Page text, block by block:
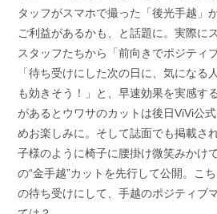
タッフがスマホで撮った「後光手越」
ご利益があるかも、と話題に。実際に
スタッフたちから「前向きでポジティ
「待ち受けにした次の日に、気になる
も効きそう！」と、早速効果を実感す
があるとウワサのカットは後日ViVi公
めお楽しみに。そして誌面でも掲載さ
子様のように椅子に腰掛け微笑みかけ
の“金手越”カットを先行して公開。こ
の待ち受けにして、手越のポジティブ